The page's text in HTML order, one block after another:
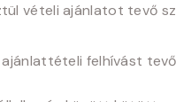
vételi ajánlatot tevő
ajánlattételi felhívást